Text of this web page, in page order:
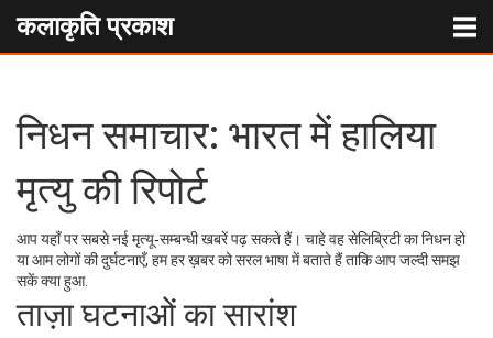
कलाकृति प्रकाश
निधन समाचार: भारत में हालिया
मृत्यु की रिपोर्ट
आप यहाँ पर सबसे नई मृत्यू‑सम्बन्धी खबरें पढ़ सकते हैं। चाहे वह सेलिब्रिटी का निधन हो
या आम लोगों की दुर्घटनाएँ, हम हर ख़बर को सरल भाषा में बताते हैं ताकि आप जल्दी समझ
सकें क्या हुआ.
ताज़ा घटनाओं का सारांश